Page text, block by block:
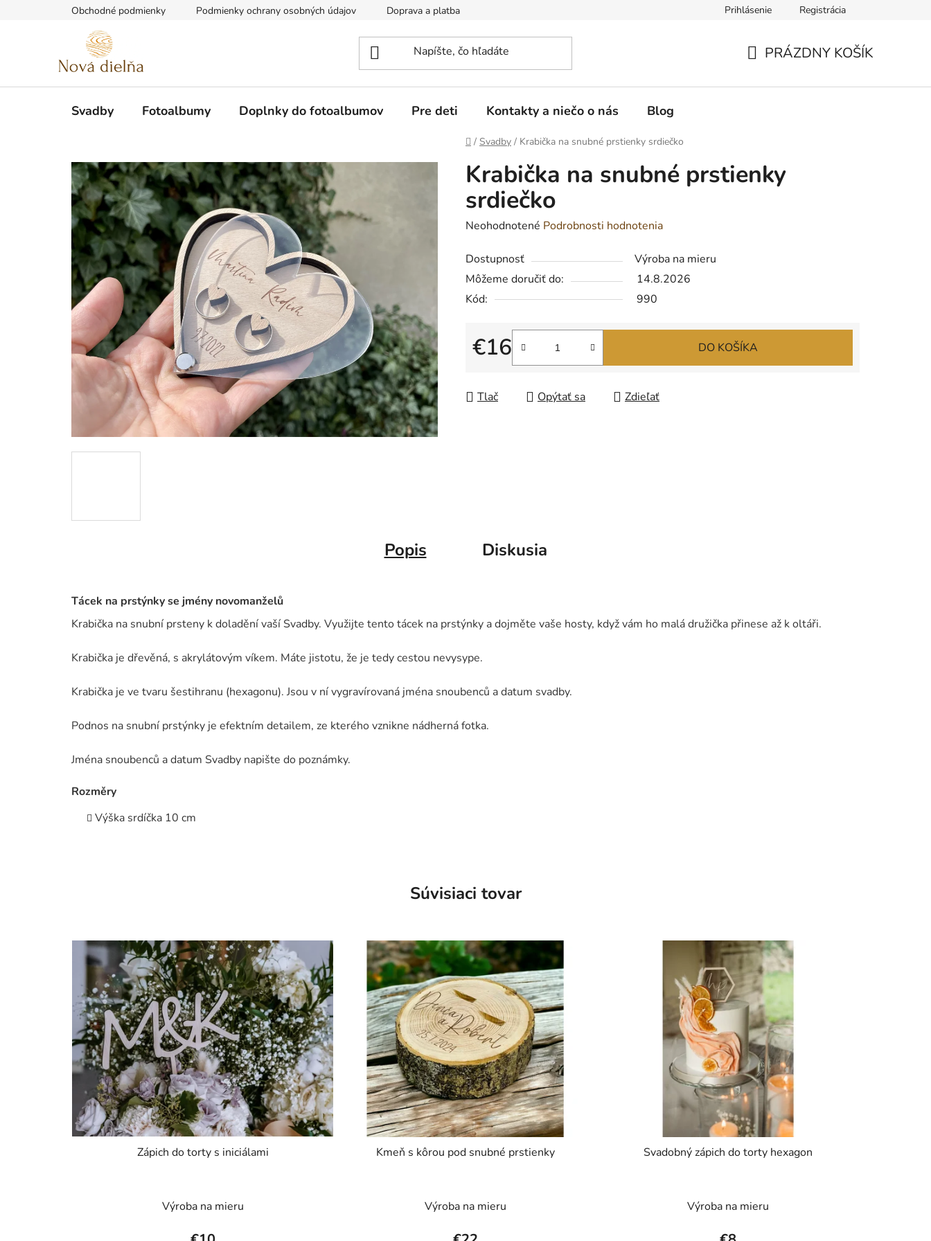
Obchodné podmienky Podmienky ochrany osobných údajov Doprava a platba Prihlásenie Registrácia
PRÁZDNY KOŠÍK
Svadby Fotoalbumy Doplnky do fotoalbumov Pre deti Kontakty a niečo o nás Blog
Domov
/ Svadby / Krabička na snubné prstienky srdiečko
Krabička na snubné prstienky
srdiečko
Priemerné
produktu
je
0,0
hviezdičiek.
Neohodnotené Podrobnosti hodnotenia
Dostupnosť
Výroba na mieru
Môžeme doručiť do:
14.8.2026
Kód:
990
€16
Jednotková cena:
DO KOŠÍKA
Tlač Opýtať sa Zdieľať
Popis Diskusia
Tácek na prstýnky se jmény novomanželů
Krabička na snubní prsteny k doladění vaší Svadby. Využijte tento tácek na prstýnky a dojměte vaše hosty, když vám ho malá družička přinese až k oltáři.
Krabička je dřevěná, s akrylátovým víkem. Máte jistotu, že je tedy cestou nevysype.
Krabička je ve tvaru šestihranu (hexagonu). Jsou v ní vygravírovaná jména snoubenců a datum svadby.
Podnos na snubní prstýnky je efektním detailem, ze kterého vznikne nádherná fotka.
Jména snoubenců a datum Svadby napište do poznámky.
Rozměry
Výška srdíčka 10 cm
Súvisiaci tovar
Zápich do torty s iniciálami
Výroba na mieru
Kmeň s kôrou pod snubné prstienky
Výroba na mieru
Svadobný zápich do torty hexagon
Výroba na mieru